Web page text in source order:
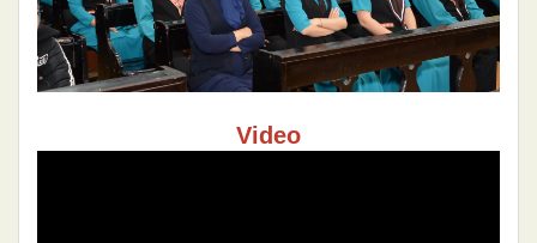
Video